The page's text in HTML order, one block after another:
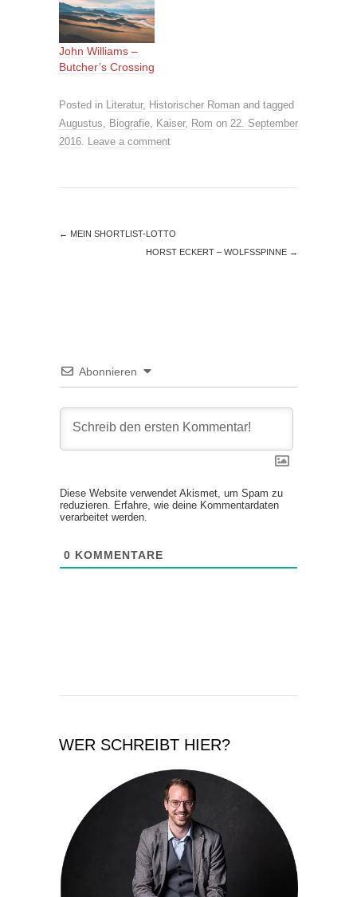
John Williams –
Butcher’s Crossing
Posted in Literatur, Historischer Roman and tagged
Augustus, Biografie, Kaiser, Rom on 22. September
2016. Leave a comment
← MEIN SHORTLIST-LOTTO
HORST ECKERT – WOLFSSPINNE →
Abonnieren
Diese Website verwendet Akismet, um Spam zu
reduzieren. Erfahre, wie deine Kommentardaten
verarbeitet werden.
0 KOMMENTARE
WER SCHREIBT HIER?